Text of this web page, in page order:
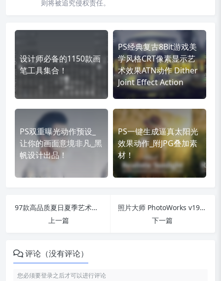
则将被追究侵权责任。
设计师必备的1150款画
笔工具集合！
PS经典复古8Bit游戏美
学风格CRT像素显示艺
术效果ATN动作 Dither
Joint Effect Action
PS双重曝光动作预设_
让你的画面意境非凡_黑
帆设计出品！
PS一键生成逼真太阳光
效果动作_附JPG叠加素
材！
97款高品质夏日夏季艺术字PSD设计素材，秒出海报主视觉！
上一篇
照片大师 PhotoWorks v19.0 汉化免安装版，强大的照片处理神器！
下一篇
评论（没有评论）